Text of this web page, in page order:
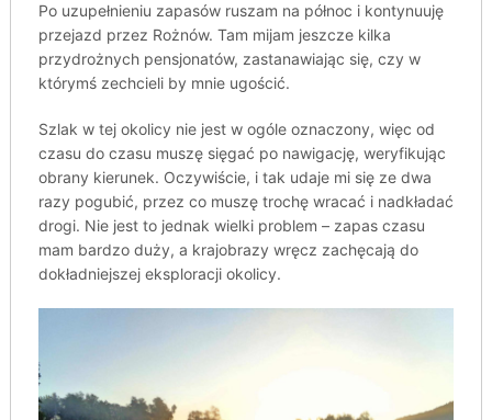
Po uzupełnieniu zapasów ruszam na północ i kontynuuję
przejazd przez Rożnów. Tam mijam jeszcze kilka
przydrożnych pensjonatów, zastanawiając się, czy w
którymś zechcieli by mnie ugościć.
Szlak w tej okolicy nie jest w ogóle oznaczony, więc od
czasu do czasu muszę sięgać po nawigację, weryfikując
obrany kierunek. Oczywiście, i tak udaje mi się ze dwa
razy pogubić, przez co muszę trochę wracać i nadkładać
drogi. Nie jest to jednak wielki problem – zapas czasu
mam bardzo duży, a krajobrazy wręcz zachęcają do
dokładniejszej eksploracji okolicy.